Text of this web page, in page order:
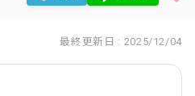
最終更新日 : 2025/12/04